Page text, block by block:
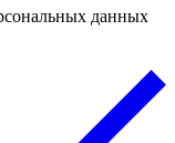
данных